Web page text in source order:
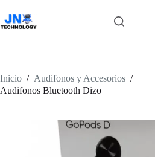
contenido
Inicio / Audifonos y Accesorios /
Audifonos Bluetooth Dizo